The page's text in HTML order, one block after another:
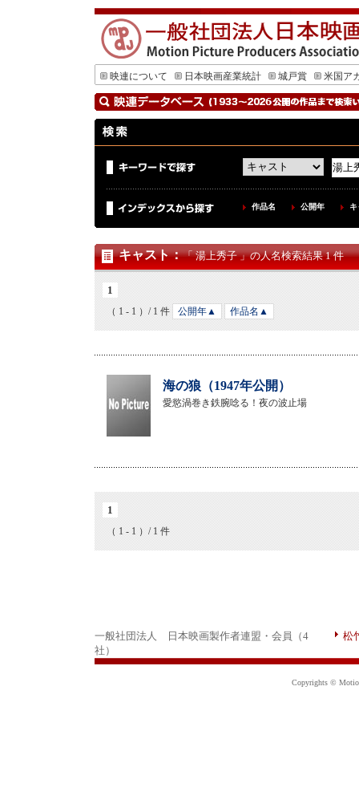
映連について 日本映画産業統計 城戸賞 米国ア
作品名 公開年
キャスト：「 湯上秀子 」の人名検索結果 1 件
1
（ 1 - 1 ）/ 1 件 公開年▲ 作品名▲
海の狼（1947年公開）
愛慾渦巻き鉄腕唸る！夜の波止場
1
（ 1 - 1 ）/ 1 件
一般社団法人 日本映画製作者連盟・会員（4
社）
松
Copyrights ©